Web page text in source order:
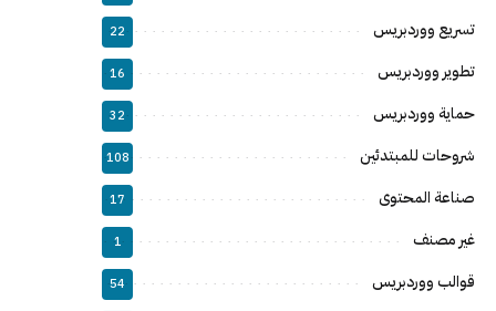
تسريع ووردبريس 22
تطوير ووردبريس 16
حماية ووردبريس 32
شروحات للمبتدئين 108
صناعة المحتوى 17
غير مصنف 1
قوالب ووردبريس 54